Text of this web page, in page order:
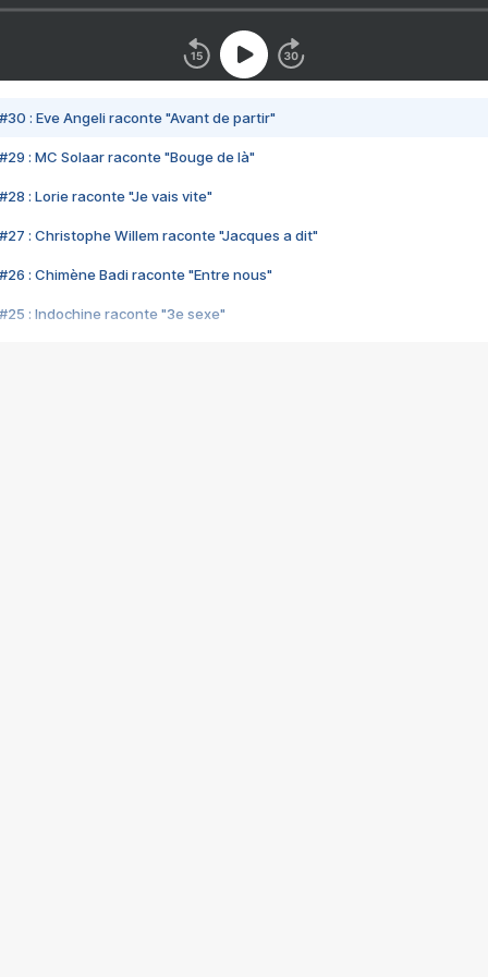
#30 : Eve Angeli raconte "Avant de partir"
#29 : MC Solaar raconte "Bouge de là"
#28 : Lorie raconte "Je vais vite"
#27 : Christophe Willem raconte "Jacques a dit"
#26 : Chimène Badi raconte "Entre nous"
#25 : Indochine raconte "3e sexe"